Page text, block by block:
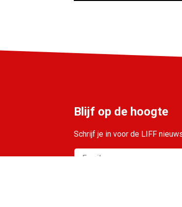
Blijf op de hoogte
Schrijf je in voor de LIFF